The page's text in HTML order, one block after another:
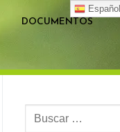
DOCUMENTOS
Buscar:
Español